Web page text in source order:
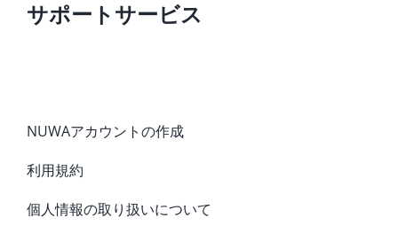
サポートサービス
NUWAアカウントの作成
利用規約
個人情報の取り扱いについて